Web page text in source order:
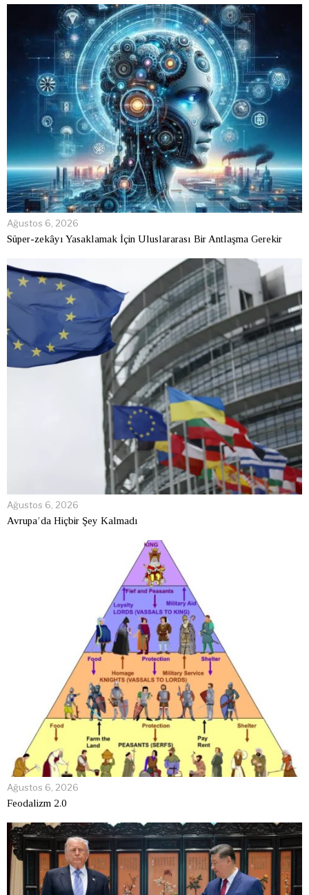
Ağustos 6, 2026
Süper-zekâyı Yasaklamak İçin Uluslararası Bir Antlaşma Gerekir
Ağustos 6, 2026
Avrupa’da Hiçbir Şey Kalmadı
Ağustos 6, 2026
Feodalizm 2.0